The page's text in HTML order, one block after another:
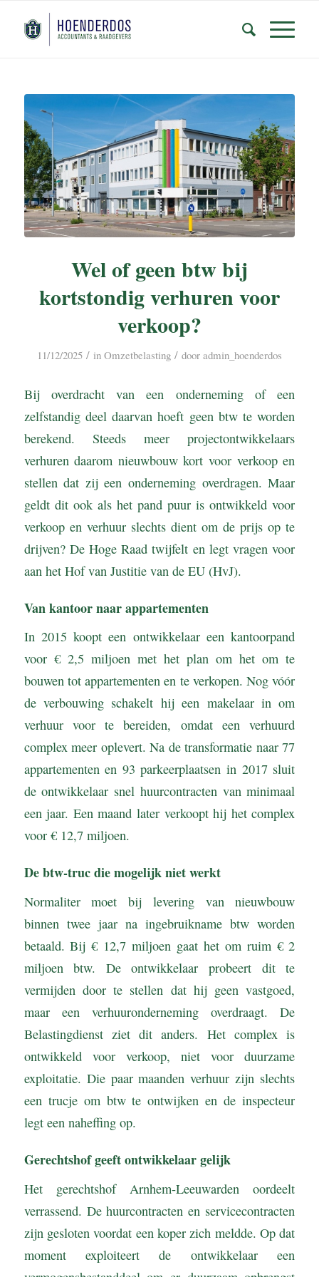
Wel of geen btw bij
kortstondig verhuren voor
verkoop?
11/12/2025 / in Omzetbelasting / door admin_hoenderdos
Bij overdracht van een onderneming of een
zelfstandig deel daarvan hoeft geen btw te worden
berekend. Steeds meer projectontwikkelaars
verhuren daarom nieuwbouw kort voor verkoop en
stellen dat zij een onderneming overdragen. Maar
geldt dit ook als het pand puur is ontwikkeld voor
verkoop en verhuur slechts dient om de prijs op te
drijven? De Hoge Raad twijfelt en legt vragen voor
aan het Hof van Justitie van de EU (HvJ).
Van kantoor naar appartementen
In 2015 koopt een ontwikkelaar een kantoorpand
voor € 2,5 miljoen met het plan om het om te
bouwen tot appartementen en te verkopen. Nog vóór
de verbouwing schakelt hij een makelaar in om
verhuur voor te bereiden, omdat een verhuurd
complex meer oplevert. Na de transformatie naar 77
appartementen en 93 parkeerplaatsen in 2017 sluit
de ontwikkelaar snel huurcontracten van minimaal
een jaar. Een maand later verkoopt hij het complex
voor € 12,7 miljoen.
De btw-truc die mogelijk niet werkt
Normaliter moet bij levering van nieuwbouw
binnen twee jaar na ingebruikname btw worden
betaald. Bij € 12,7 miljoen gaat het om ruim € 2
miljoen btw. De ontwikkelaar probeert dit te
vermijden door te stellen dat hij geen vastgoed,
maar een verhuuronderneming overdraagt. De
Belastingdienst ziet dit anders. Het complex is
ontwikkeld voor verkoop, niet voor duurzame
exploitatie. Die paar maanden verhuur zijn slechts
een trucje om btw te ontwijken en de inspecteur
legt een naheffing op.
Gerechtshof geeft ontwikkelaar gelijk
Het gerechtshof Arnhem-Leeuwarden oordeelt
verrassend. De huurcontracten en servicecontracten
zijn gesloten voordat een koper zich meldde. Op dat
moment exploiteert de ontwikkelaar een